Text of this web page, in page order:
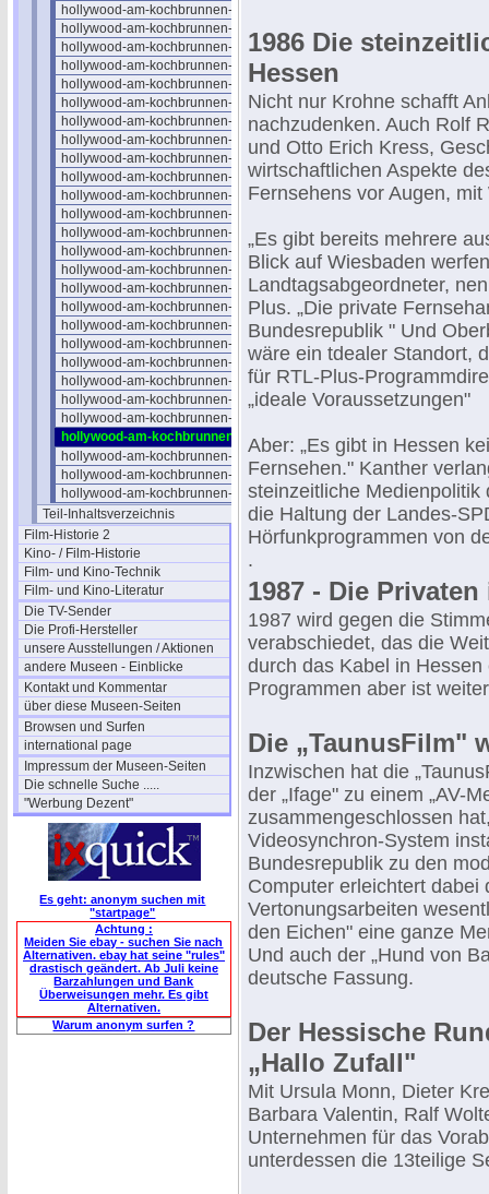
hollywood-am-kochbrunnen-01
hollywood-am-kochbrunnen-02
hollywood-am-kochbrunnen-03
hollywood-am-kochbrunnen-04
hollywood-am-kochbrunnen-05
hollywood-am-kochbrunnen-06
hollywood-am-kochbrunnen-07
hollywood-am-kochbrunnen-08
hollywood-am-kochbrunnen-09
hollywood-am-kochbrunnen-10
hollywood-am-kochbrunnen-11
hollywood-am-kochbrunnen-12
hollywood-am-kochbrunnen-13
hollywood-am-kochbrunnen-14
hollywood-am-kochbrunnen-15
hollywood-am-kochbrunnen-16
hollywood-am-kochbrunnen-17
hollywood-am-kochbrunnen-18
hollywood-am-kochbrunnen-19
hollywood-am-kochbrunnen-20
hollywood-am-kochbrunnen-21
hollywood-am-kochbrunnen-22
hollywood-am-kochbrunnen-23
hollywood-am-kochbrunnen-24
hollywood-am-kochbrunnen-25
hollywood-am-kochbrunnen-26
hollywood-am-kochbrunnen-27
Teil-Inhaltsverzeichnis
Film-Historie 2
Kino- / Film-Historie
Film- und Kino-Technik
Film- und Kino-Literatur
Die TV-Sender
Die Profi-Hersteller
unsere Ausstellungen / Aktionen
andere Museen - Einblicke
Kontakt und Kommentar
über diese Museen-Seiten
Browsen und Surfen
international page
Impressum der Museen-Seiten
Die schnelle Suche .....
"Werbung Dezent"
Es geht: anonym suchen mit
"startpage"
Achtung :
Meiden Sie ebay - suchen Sie nach
Alternativen. ebay hat seine "rules"
drastisch geändert. Ab Juli keine
Barzahlungen und Bank
Überweisungen mehr. Es gibt
Alternativen.
Warum anonym surfen ?
1986 Die
Hessen
Nicht nur Krohne schafft
nachzudenken. Auch Rolf
und Otto Erich Kress,
wirtschaftlichen Aspekte
Fernsehens vor Augen,
„Es gibt bereits mehrere
Blick auf Wiesbaden
Landtagsabgeordneter,
Plus. „Die private
Bundesrepublik " Und
wäre ein tdealer Standort,
für RTL-Plus-
„ideale Voraussetzungen"
Aber: „Es gibt in Hessen
Fernsehen." Kanther
steinzeitliche
die Haltung der Landes-
Hörfunkprogrammen von
.
1987 - Die
1987 wird gegen die
verabschiedet, das die
durch das Kabel in
Programmen aber ist
Die „TaunusFilm"
Inzwischen hat die
der „Ifage" zu einem „AV-
zusammengeschlossen
Videosynchron-System
Bundesrepublik zu den
Computer erleichtert dabei
Vertonungsarbeiten
den Eichen" eine ganze
Und auch der „Hund von
deutsche Fassung.
Der Hessische
„Hallo Zufall"
Mit Ursula Monn, Dieter
Barbara Valentin, Ralf
Unternehmen für das
unterdessen die 13teilige